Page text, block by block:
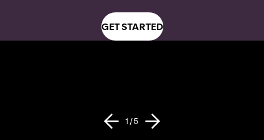
GET STARTED
1 / 5